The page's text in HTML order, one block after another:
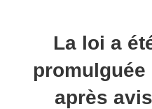
La loi a
promulguée
après